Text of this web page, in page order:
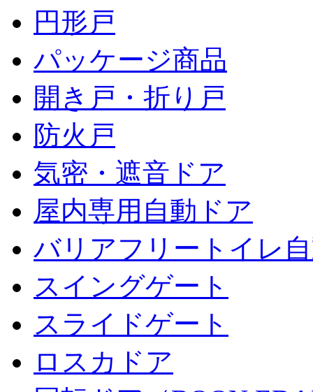
円形戸
パッケージ商品
開き戸・折り戸
防火戸
気密・遮音ドア
屋内専用自動ドア
バリアフリートイレ
スイングゲート
スライドゲート
ロスカドア